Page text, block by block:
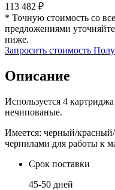
113 482 ₽
* Точную стоимость со
предложениями
ниже.
Запросить стоимость
Описание
Используется 4
нечипованые.
Имеется: черный/
чернилами для работы к
Срок поставки
45-50 дней